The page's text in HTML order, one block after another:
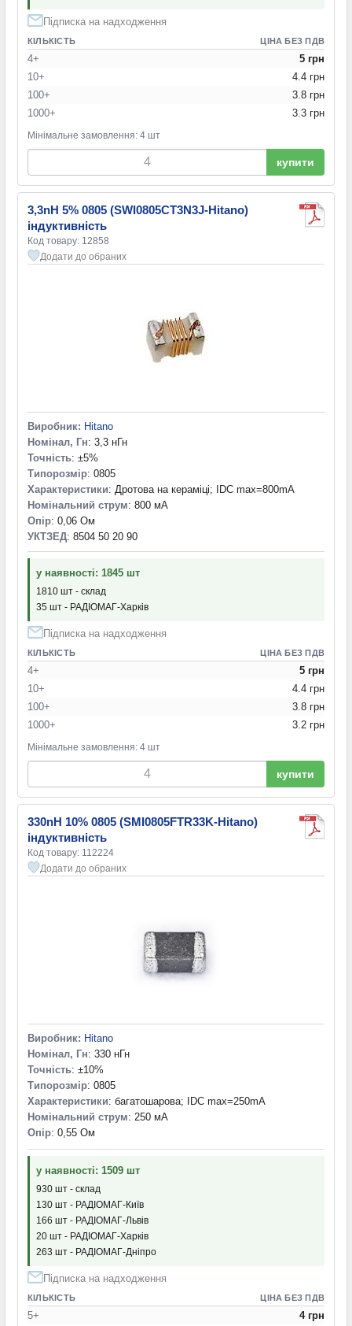
Підписка на надходження
КІЛЬКІСТЬ ЦІНА БЕЗ ПДВ
4+
5 грн
10+
4.4 грн
100+
3.8 грн
1000+
3.3 грн
Мінімальне замовлення: 4 шт
купити
3,3nH 5% 0805 (SWI0805CT3N3J-Hitano)
індуктивність
Код товару: 12858
Додати до обраних
Виробник: Hitano
Номінал, Гн: 3,3 нГн
Точність: ±5%
Типорозмір: 0805
Характеристики: Дротова на кераміці; IDC max=800mA
Номінальний струм: 800 мА
Опір: 0,06 Ом
УКТЗЕД: 8504 50 20 90
у наявності: 1845 шт
1810 шт - склад
35 шт - РАДІОМАГ-Харків
Підписка на надходження
КІЛЬКІСТЬ ЦІНА БЕЗ ПДВ
4+
5 грн
10+
4.4 грн
100+
3.8 грн
1000+
3.2 грн
Мінімальне замовлення: 4 шт
купити
330nH 10% 0805 (SMI0805FTR33K-Hitano)
індуктивність
Код товару: 112224
Додати до обраних
Виробник: Hitano
Номінал, Гн: 330 нГн
Точність: ±10%
Типорозмір: 0805
Характеристики: багатошарова; IDC max=250mA
Номінальний струм: 250 мА
Опір: 0,55 Ом
у наявності: 1509 шт
930 шт - склад
130 шт - РАДІОМАГ-Київ
166 шт - РАДІОМАГ-Львів
20 шт - РАДІОМАГ-Харків
263 шт - РАДІОМАГ-Дніпро
Підписка на надходження
КІЛЬКІСТЬ ЦІНА БЕЗ ПДВ
5+
4 грн